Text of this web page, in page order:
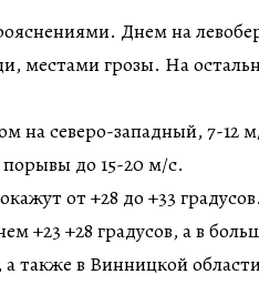
Днем на
местами грозы. На
на северо-западный, 7-12
до 15-20 м/с.
от +28 до +33
+23 +28 градусов, а в
также в Винницкой